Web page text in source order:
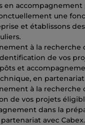
en accompagnement
une
et établissons
à la recherche
de vos
et
en
à la recherche
de vos projets
dans la
avec Cabex.